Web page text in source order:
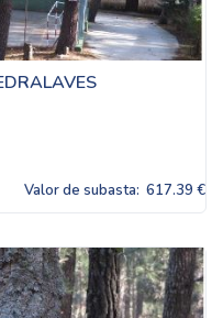
Valor de subasta: 617.39 €